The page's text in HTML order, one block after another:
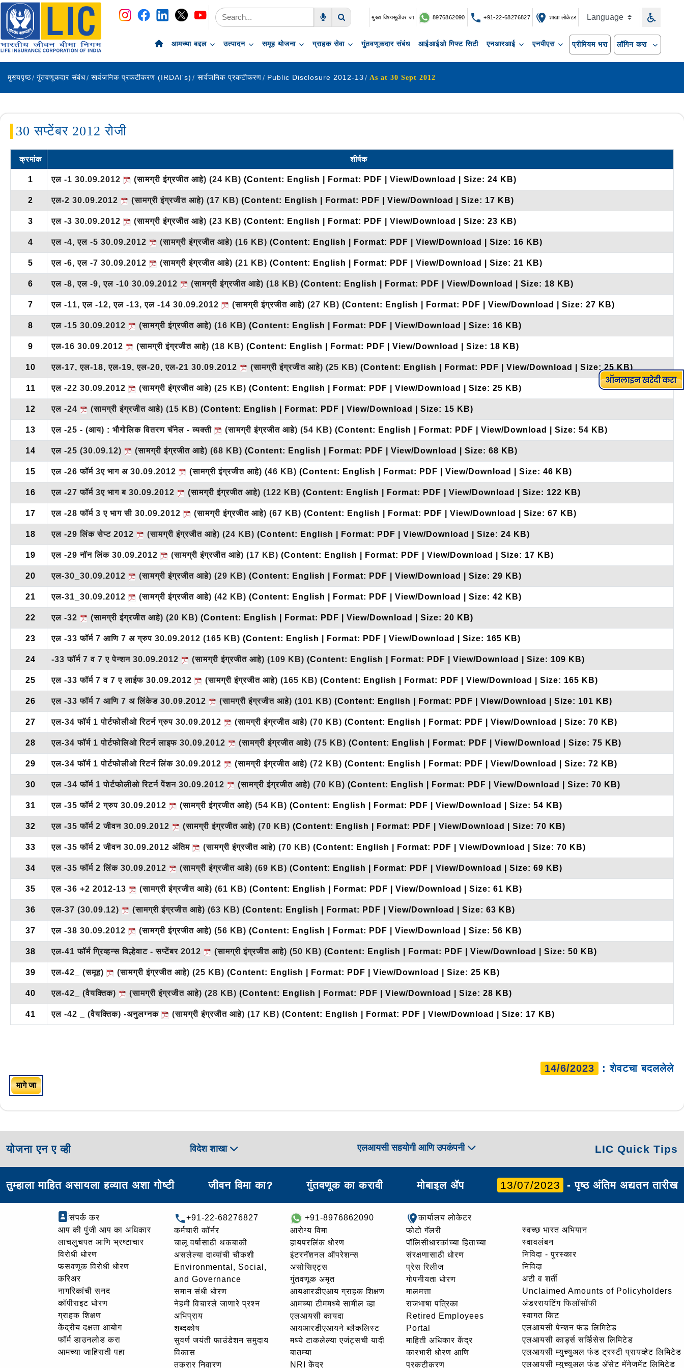
navigation
skip-to-content
मुख्य विषयसूचीवर जा 8976862090 +91-22-68276827 शाखा लोकेटर
आमच्या बद्दल उत्पादन समूह योजना ग्राहक सेवा गुंतवणूकदार संबंध आईआईओ गिफ्ट सिटी एनआरआई एनपीएस प्रीमियम भरा लॉगिन करा
मुख्यपृष्ठ गुंतवणूकदार संबंध सार्वजनिक प्रकटीकरण (IRDAI's) सार्वजनिक प्रकटीकरण Public Disclosure 2012-13 As at 30 Sept 2012
30 सप्टेंबर 2012 रोजी
क्रमांक शीर्षक
1 एल -1 30.09.2012 (सामग्री इंग्रजीत आहे) (24 KB) (Content: English | Format: PDF | View/Download | Size: 24 KB)
2 एल-2 30.09.2012 (सामग्री इंग्रजीत आहे) (17 KB) (Content: English | Format: PDF | View/Download | Size: 17 KB)
3 एल -3 30.09.2012 (सामग्री इंग्रजीत आहे) (23 KB) (Content: English | Format: PDF | View/Download | Size: 23 KB)
4 एल -4, एल -5 30.09.2012 (सामग्री इंग्रजीत आहे) (16 KB) (Content: English | Format: PDF | View/Download | Size: 16 KB)
5 एल -6, एल -7 30.09.2012 (सामग्री इंग्रजीत आहे) (21 KB) (Content: English | Format: PDF | View/Download | Size: 21 KB)
6 एल -8, एल -9, एल -10 30.09.2012 (सामग्री इंग्रजीत आहे) (18 KB) (Content: English | Format: PDF | View/Download | Size: 18 KB)
7 एल -11, एल -12, एल -13, एल -14 30.09.2012 (सामग्री इंग्रजीत आहे) (27 KB) (Content: English | Format: PDF | View/Download | Size: 27 KB)
8 एल -15 30.09.2012 (सामग्री इंग्रजीत आहे) (16 KB) (Content: English | Format: PDF | View/Download | Size: 16 KB)
9 एल-16 30.09.2012 (सामग्री इंग्रजीत आहे) (18 KB) (Content: English | Format: PDF | View/Download | Size: 18 KB)
10 एल-17, एल-18, एल-19, एल-20, एल-21 30.09.2012 (सामग्री इंग्रजीत आहे) (25 KB) (Content: English | Format: PDF | View/Download | Size: 25 KB)
11 एल -22 30.09.2012 (सामग्री इंग्रजीत आहे) (25 KB) (Content: English | Format: PDF | View/Download | Size: 25 KB)
12 एल -24 (सामग्री इंग्रजीत आहे) (15 KB) (Content: English | Format: PDF | View/Download | Size: 15 KB)
13 एल -25 - (आय) : भौगोलिक वितरण चॅनेल - व्यक्ती (सामग्री इंग्रजीत आहे) (54 KB) (Content: English | Format: PDF | View/Download | Size: 54 KB)
14 एल -25 (30.09.12) (सामग्री इंग्रजीत आहे) (68 KB) (Content: English | Format: PDF | View/Download | Size: 68 KB)
15 एल -26 फॉर्म 3ए भाग अ 30.09.2012 (सामग्री इंग्रजीत आहे) (46 KB) (Content: English | Format: PDF | View/Download | Size: 46 KB)
16 एल -27 फॉर्म 3ए भाग ब 30.09.2012 (सामग्री इंग्रजीत आहे) (122 KB) (Content: English | Format: PDF | View/Download | Size: 122 KB)
17 एल -28 फॉर्म 3 ए भाग सी 30.09.2012 (सामग्री इंग्रजीत आहे) (67 KB) (Content: English | Format: PDF | View/Download | Size: 67 KB)
18 एल -29 लिंक सेप्ट 2012 (सामग्री इंग्रजीत आहे) (24 KB) (Content: English | Format: PDF | View/Download | Size: 24 KB)
19 एल -29 नॉन लिंक 30.09.2012 (सामग्री इंग्रजीत आहे) (17 KB) (Content: English | Format: PDF | View/Download | Size: 17 KB)
20 एल-30_30.09.2012 (सामग्री इंग्रजीत आहे) (29 KB) (Content: English | Format: PDF | View/Download | Size: 29 KB)
21 एल-31_30.09.2012 (सामग्री इंग्रजीत आहे) (42 KB) (Content: English | Format: PDF | View/Download | Size: 42 KB)
22 एल -32 (सामग्री इंग्रजीत आहे) (20 KB) (Content: English | Format: PDF | View/Download | Size: 20 KB)
23 एल -33 फॉर्म 7 आणि 7 अ ग्रुप 30.09.2012 (165 KB) (Content: English | Format: PDF | View/Download | Size: 165 KB)
24 -33 फॉर्म 7 व 7 ए पेन्शन 30.09.2012 (सामग्री इंग्रजीत आहे) (109 KB) (Content: English | Format: PDF | View/Download | Size: 109 KB)
25 एल -33 फॉर्म 7 व 7 ए लाईफ 30.09.2012 (सामग्री इंग्रजीत आहे) (165 KB) (Content: English | Format: PDF | View/Download | Size: 165 KB)
26 एल -33 फॉर्म 7 आणि 7 अ लिंकेड 30.09.2012 (सामग्री इंग्रजीत आहे) (101 KB) (Content: English | Format: PDF | View/Download | Size: 101 KB)
27 एल-34 फॉर्म 1 पोर्टफोलीओ रिटर्न ग्रुप 30.09.2012 (सामग्री इंग्रजीत आहे) (70 KB) (Content: English | Format: PDF | View/Download | Size: 70 KB)
28 एल-34 फॉर्म 1 पोर्टफोलिओ रिटर्न लाइफ 30.09.2012 (सामग्री इंग्रजीत आहे) (75 KB) (Content: English | Format: PDF | View/Download | Size: 75 KB)
29 एल-34 फॉर्म 1 पोर्टफोलीओ रिटर्न लिंक 30.09.2012 (सामग्री इंग्रजीत आहे) (72 KB) (Content: English | Format: PDF | View/Download | Size: 72 KB)
30 एल -34 फॉर्म 1 पोर्टफोलीओ रिटर्न पेंशन 30.09.2012 (सामग्री इंग्रजीत आहे) (70 KB) (Content: English | Format: PDF | View/Download | Size: 70 KB)
31 एल -35 फॉर्म 2 ग्रुप 30.09.2012 (सामग्री इंग्रजीत आहे) (54 KB) (Content: English | Format: PDF | View/Download | Size: 54 KB)
32 एल -35 फॉर्म 2 जीवन 30.09.2012 (सामग्री इंग्रजीत आहे) (70 KB) (Content: English | Format: PDF | View/Download | Size: 70 KB)
33 एल -35 फॉर्म 2 जीवन 30.09.2012 अंतिम (सामग्री इंग्रजीत आहे) (70 KB) (Content: English | Format: PDF | View/Download | Size: 70 KB)
34 एल -35 फॉर्म 2 लिंक 30.09.2012 (सामग्री इंग्रजीत आहे) (69 KB) (Content: English | Format: PDF | View/Download | Size: 69 KB)
35 एल -36 +2 2012-13 (सामग्री इंग्रजीत आहे) (61 KB) (Content: English | Format: PDF | View/Download | Size: 61 KB)
36 एल-37 (30.09.12) (सामग्री इंग्रजीत आहे) (63 KB) (Content: English | Format: PDF | View/Download | Size: 63 KB)
37 एल -38 30.09.2012 (सामग्री इंग्रजीत आहे) (56 KB) (Content: English | Format: PDF | View/Download | Size: 56 KB)
38 एल-41 फॉर्म ग्रिव्हन्स विल्हेवाट - सप्टेंबर 2012 (सामग्री इंग्रजीत आहे) (50 KB) (Content: English | Format: PDF | View/Download | Size: 50 KB)
39 एल-42_ (समूह) (सामग्री इंग्रजीत आहे) (25 KB) (Content: English | Format: PDF | View/Download | Size: 25 KB)
40 एल-42_ (वैयक्तिक) (सामग्री इंग्रजीत आहे) (28 KB) (Content: English | Format: PDF | View/Download | Size: 28 KB)
41 एल -42 _ (वैयक्तिक) -अनुलग्नक (सामग्री इंग्रजीत आहे) (17 KB) (Content: English | Format: PDF | View/Download | Size: 17 KB)
14/6/2023 : शेवटचा बदललेले
मागे जा
योजना एन ए व्ही विदेश शाखा एलआयसी सहयोगी आणि उपकंपनी LIC Quick Tips
तुम्हाला माहित असायला हव्यात अशा गोष्टी जीवन विमा का? गुंतवणूक का करावी मोबाइल ॲप 13/07/2023 - पृष्ठ अंतिम अद्यतन तारीख
संपर्क कर
आप की पुंजी आप का अधिकार
लाचलुचपत आणि भ्रष्टाचार
विरोधी धोरण
फसवणूक विरोधी धोरण
करिअर
नागरिकांची सनद
कॉपीराइट धोरण
ग्राहक शिक्षण
केंद्रीय दक्षता आयोग
फॉर्म डाउनलोड करा
आमच्या जाहिराती पहा
+91-22-68276827
कर्मचारी कॉर्नर
चालू वर्षासाठी थकबाकी
असलेल्या दाव्यांची चौकशी
Environmental, Social,
and Governance
समान संधी धोरण
नेहमी विचारले जाणारे प्रश्न
अभिप्राय
शब्दकोष
सुवर्ण जयंती फाउंडेशन समुदाय
विकास
तक्रार निवारण
+91-8976862090
आरोग्य विमा
हायपरलिंक धोरण
इंटरनॅशनल ऑपरेशन्स
असोसिएट्स
गुंतवणूक अमृत
आयआरडीएआय ग्राहक शिक्षण
आमच्या टीममध्ये सामील व्हा
एलआयसी कायदा
आयआरडीएआयने ब्लैकलिस्ट
मध्ये टाकलेल्या एजंट्सची यादी
बातम्या
NRI केंद्र
कार्यालय लोकेटर
फोटो गॅलरी
पॉलिसीधारकांच्या हिताच्या
संरक्षणासाठी धोरण
प्रेस रिलीज
गोपनीयता धोरण
मालमत्ता
राजभाषा पत्रिका
Retired Employees
Portal
माहिती अधिकार केंद्र
कारभारी धोरण आणि
प्रकटीकरण
स्वच्छ भारत अभियान
स्वावलंबन
निविदा - पुरस्कार
निविदा
अटी व शर्ती
Unclaimed Amounts of Policyholders
अंडररायटिंग फिलॉसॉफी
स्वागत किट
एलआयसी पेन्शन फंड लिमिटेड
एलआयसी कार्ड्स सर्व्हिसेस लिमिटेड
एलआयसी म्युच्युअल फंड ट्रस्टी प्रायव्हेट लिमिटेड
एलआयसी म्युच्युअल फंड ॲसेट मॅनेजमेंट लिमिटेड